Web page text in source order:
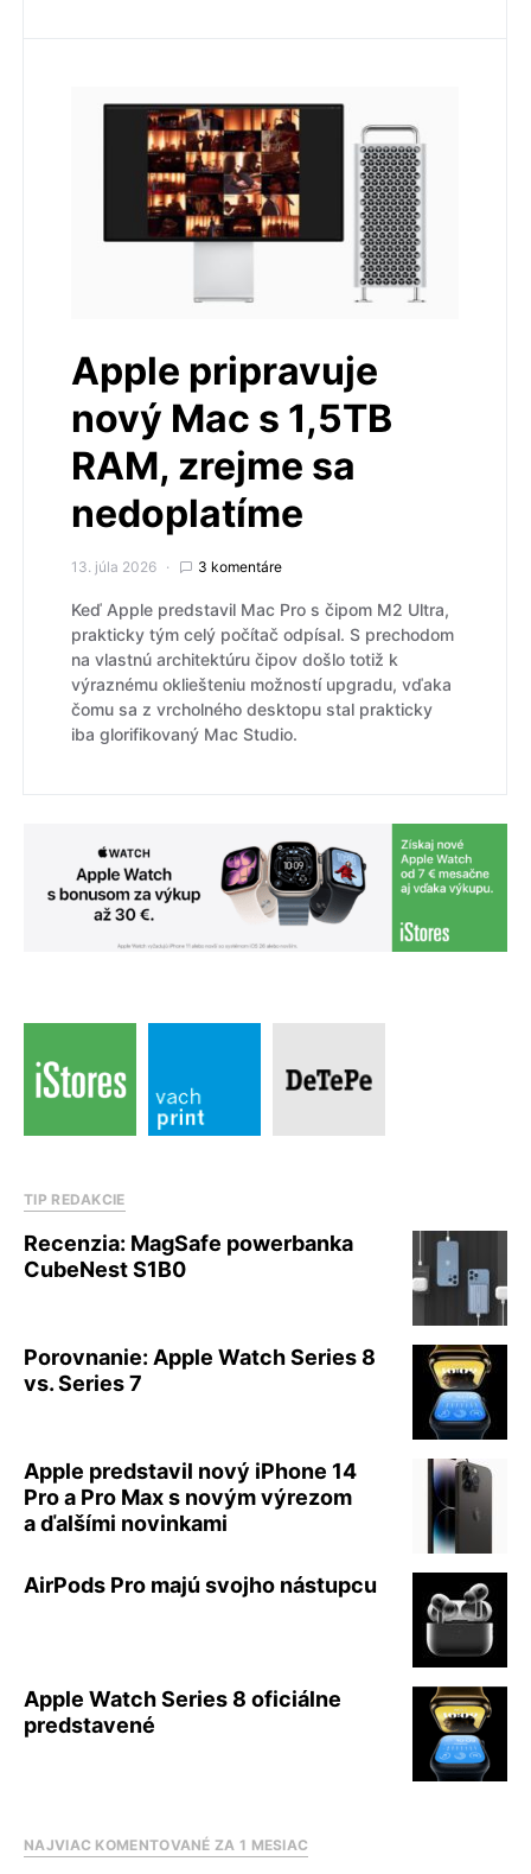
Apple pripravuje
nový Mac s 1,5TB
RAM, zrejme sa
nedoplatíme
13. júla 2026 3 komentáre
Keď Apple predstavil Mac Pro s čipom M2 Ultra,
prakticky tým celý počítač odpísal. S prechodom
na vlastnú architektúru čipov došlo totiž k
výraznému okliešteniu možností upgradu, vďaka
čomu sa z vrcholného desktopu stal prakticky
iba glorifikovaný Mac Studio.
TIP REDAKCIE
Recenzia: MagSafe powerbanka
CubeNest S1B0
Porovnanie: Apple Watch Series 8
vs. Series 7
Apple predstavil nový iPhone 14
Pro a Pro Max s novým výrezom
a ďalšími novinkami
AirPods Pro majú svojho nástupcu
Apple Watch Series 8 oficiálne
predstavené
NAJVIAC KOMENTOVANÉ ZA 1 MESIAC